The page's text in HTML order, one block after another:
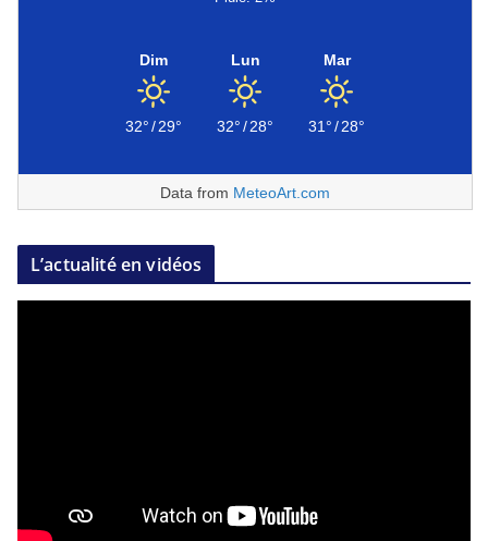
Dim
32°/29°
Lun
32°/28°
Mar
31°/28°
Data from MeteoArt.com
L’actualité en vidéos